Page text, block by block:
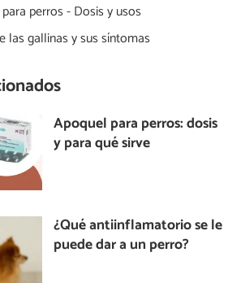
perros - Dosis y usos
las gallinas y sus síntomas
Apoquel para perros: dosis
y para qué sirve
¿Qué antiinflamatorio se le
puede dar a un perro?